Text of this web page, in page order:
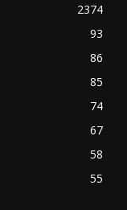
2374
93
86
85
74
67
58
55